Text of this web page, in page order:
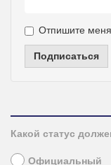
Отпишите меня
Подписаться
Какой статус
Официальный